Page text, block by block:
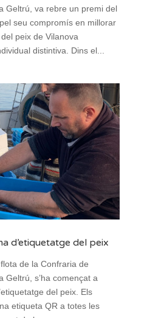
Geltrú, va rebre un premi del
seu compromís en millorar
peix de Vilanova
distintiva. Dins el...
d’etiquetatge del peix
de la Confraria de
Geltrú, s’ha començat a
del peix. Els
etiqueta QR a totes les